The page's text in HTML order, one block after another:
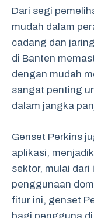
Dari segi
mudah dalam
cadang dan
di Banten
dengan mudah
sangat penting
dalam jangka
Genset Perkins
aplikasi,
sektor, mulai
penggunaan
fitur ini, genset
bagi pengguna